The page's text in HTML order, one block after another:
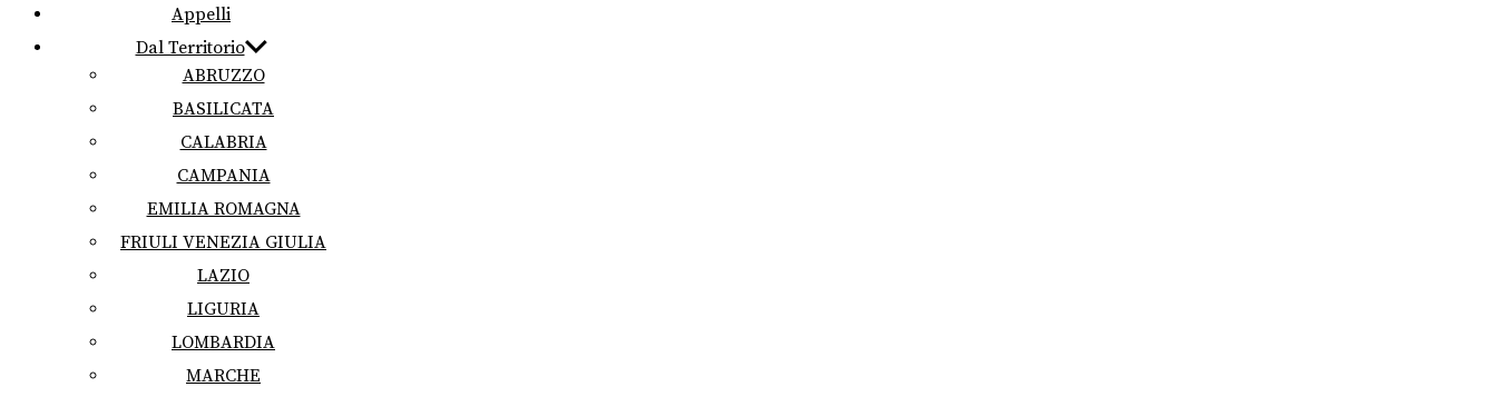
Appelli
Dal Territorio
ABRUZZO
BASILICATA
CALABRIA
CAMPANIA
EMILIA ROMAGNA
FRIULI VENEZIA GIULIA
LAZIO
LIGURIA
LOMBARDIA
MARCHE